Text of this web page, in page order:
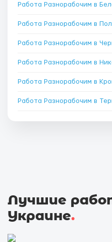
Работа Разнорабочим в
Работа Разнорабочим в
Работа Разнорабочим в
Работа Разнорабочим в
Работа Разнорабочим в
Работа Разнорабочим в
Лучшие
Украине.